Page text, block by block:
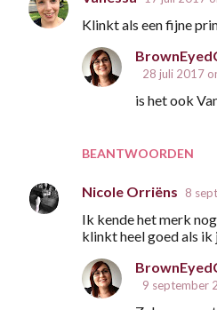
Klinkt als een fijne
BEANTWOORDEN
28 juli 2017
is het ook
Nicole Orriëns 8
Ik kende het merk
klinkt heel goed als ik
9 september